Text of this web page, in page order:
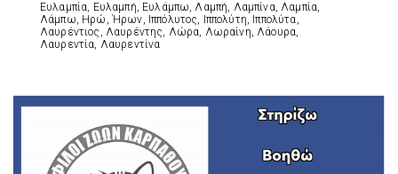
Ευλαμπία, Ευλαμπή, Ευλάμπω, Λαμπή, Λαμπίνα, Λαμπία,
Λάμπω, Ηρώ, Ήρων, Ιππόλυτος, Ιππολύτη, Ιππολύτα,
Λαυρέντιος, Λαυρέντης, Λώρα, Λωραίνη, Λάουρα,
Λαυρεντία, Λαυρεντίνα